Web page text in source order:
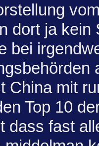
dort ja kein
bei
China mit
Top 10
dass fast